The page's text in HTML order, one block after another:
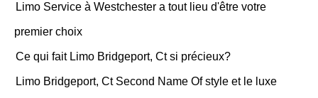
Limo Service à Westchester a tout lieu d'être votre
premier choix
Ce qui fait Limo Bridgeport, Ct si précieux?
Limo Bridgeport, Ct Second Name Of style et le luxe